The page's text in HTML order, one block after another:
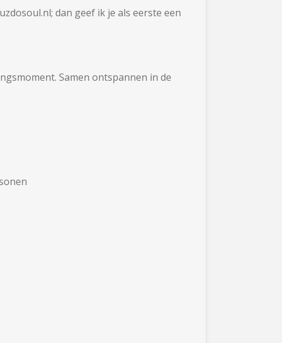
dan geef ik je als eerste een
Samen ontspannen in de